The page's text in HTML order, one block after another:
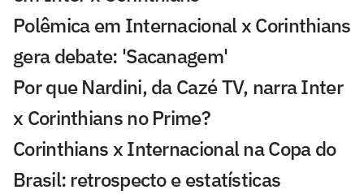
Polêmica em Internacional x Corinthians
gera debate: 'Sacanagem'
Por que Nardini, da Cazé TV, narra Inter
x Corinthians no Prime?
Corinthians x Internacional na Copa do
Brasil: retrospecto e estatísticas